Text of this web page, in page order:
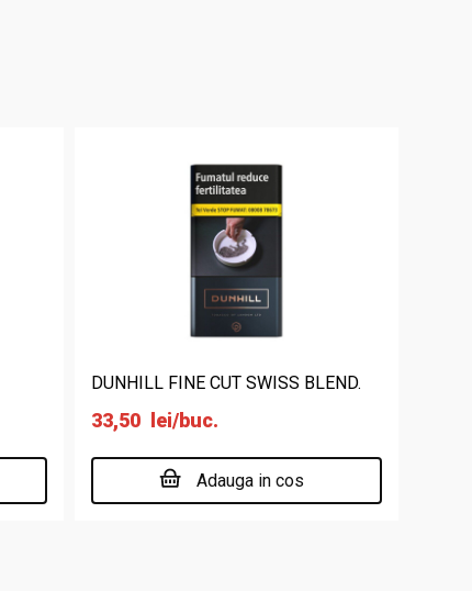
DUNHILL FINE CUT SWISS BLEND.
33,50 lei/buc.
Adauga in cos